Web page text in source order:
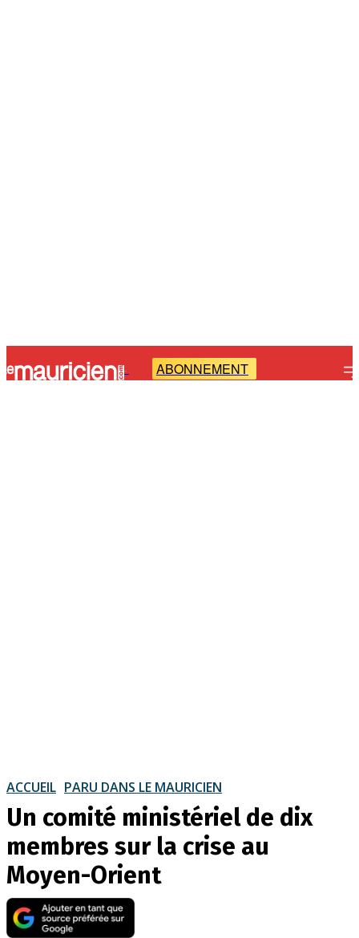
- ABONNEMENT
ACCUEIL PARU DANS LE MAURICIEN
Un comité ministériel de dix
membres sur la crise au
Moyen-Orient